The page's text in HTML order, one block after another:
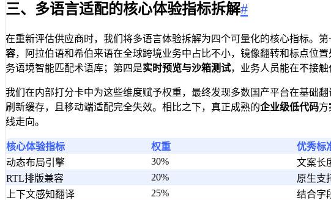
三、多语言适配的核心体验指标拆解#
在重新评估供应商时，我们将多语言体验拆解为四个可量化的核心指标。第
容，阿拉伯语和希伯来语在全球跨境业务中占比不小，镜像翻转和标点位
务语境智能匹配术语库；第四是实时预览与沙箱测试，业务人员能在不接
我们在内部打分卡中为这些维度赋予权重，最终发现多数国产平台在基础
刷新缓存，且移动端适配完全失效。相比之下，真正成熟的企业级低代码方
线走向。
核心体验指标 权重 优秀标
动态布局引擎
30% 文案长
RTL排版兼容
20% 原生支
上下文感知翻译
25% 结合字